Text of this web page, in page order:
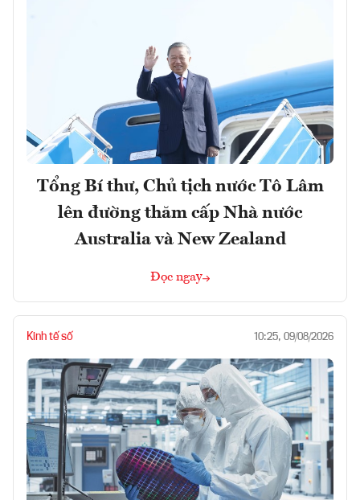
Tổng Bí thư, Chủ tịch nước Tô Lâm
lên đường thăm cấp Nhà nước
Australia và New Zealand
Đọc ngay
Kinh tế số 10:25, 09/08/2026